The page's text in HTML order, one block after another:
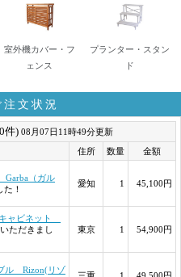
室外機カバー・フ
ェンス
プランター・スタン
ド
文状況